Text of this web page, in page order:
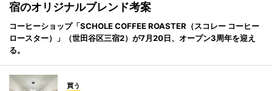
宿のオリジナルブレンド考案
コーヒーショップ「SCHOLE COFFEE ROASTER（スコレー コーヒー
ロースター）」（世田谷区三宿2）が7月20日、オープン3周年を迎え
る。
買う